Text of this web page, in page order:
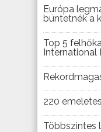
Európa
büntetnék a
Top 5
International
220
Többszintes